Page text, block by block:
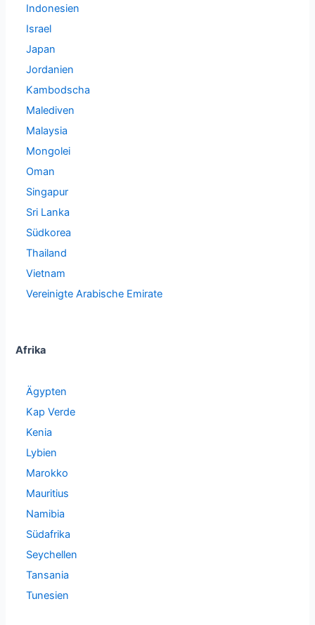
Indonesien
Israel
Japan
Jordanien
Kambodscha
Malediven
Malaysia
Mongolei
Oman
Singapur
Sri Lanka
Südkorea
Thailand
Vietnam
Vereinigte Arabische Emirate
Afrika
Ägypten
Kap Verde
Kenia
Lybien
Marokko
Mauritius
Namibia
Südafrika
Seychellen
Tansania
Tunesien